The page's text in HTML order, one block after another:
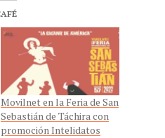
Movilnet en la Feria de San
Sebastián de Táchira con
promoción Intelidatos
En «Movilnet»